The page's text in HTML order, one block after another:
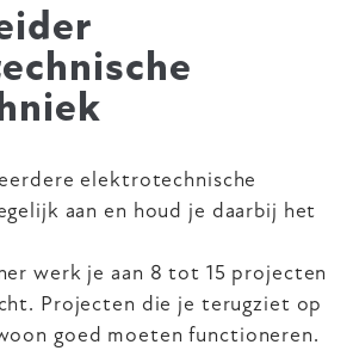
elektrotechnische
aan en houd je daarbij het
werk je aan 8 tot 15 projecten
Projecten die je terugziet op
goed moeten functioneren.